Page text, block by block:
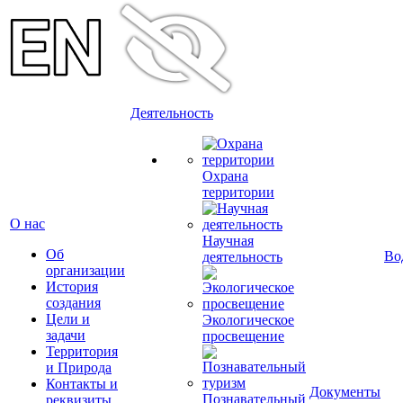
О нас
Об
организации
История
создания
Цели и
задачи
Территория
и Природа
Контакты и
реквизиты
Деятельность
Охрана
территории
Научная
деятельность
Экологическое
просвещение
Познавательный Документы